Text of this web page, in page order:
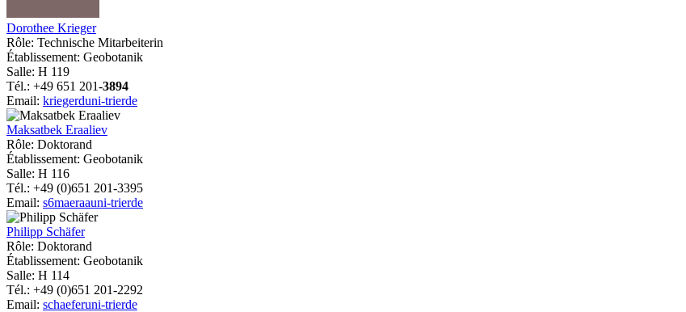
Dorothee Krieger
Rôle: Technische Mitarbeiterin
Établissement: Geobotanik
Salle: H 119
Tél.: +49 651 201-3894
Email: kriegerduni-trierde
Maksatbek Eraaliev
Rôle: Doktorand
Établissement: Geobotanik
Salle: H 116
Tél.: +49 (0)651 201-3395
Email: s6maeraauni-trierde
Philipp Schäfer
Rôle: Doktorand
Établissement: Geobotanik
Salle: H 114
Tél.: +49 (0)651 201-2292
Email: schaeferuni-trierde